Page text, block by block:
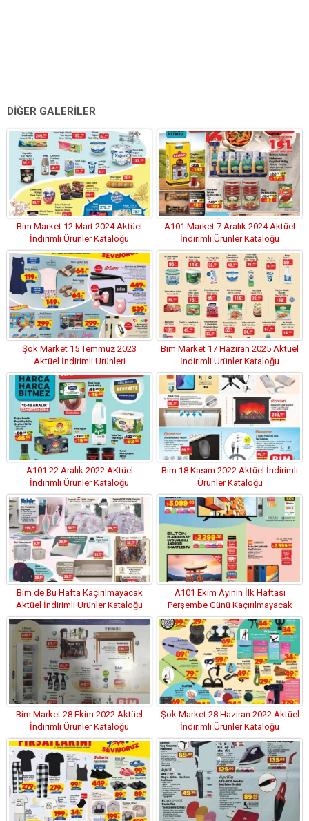
DİĞER GALERİLER
Bim Market 12 Mart 2024 Aktüel
İndirimli Ürünler Kataloğu
A101 Market 7 Aralık 2024 Aktüel
İndirimli Ürünler Kataloğu
Şok Market 15 Temmuz 2023
Aktüel İndirimli Ürünleri
Bim Market 17 Haziran 2025 Aktüel
İndirimli Ürünler Kataloğu
A101 22 Aralık 2022 AKtüel
İndirimli Ürünler Kataloğu
Bim 18 Kasım 2022 Aktüel İndirimli
Ürünler Kataloğu
Bim de Bu Hafta Kaçırılmayacak
Aktüel İndirimli Ürünler Kataloğu
A101 Ekim Ayının İlk Haftası
Perşembe Günü Kaçırılmayacak
FIrsatlar
Bim Market 28 Ekim 2022 Aktüel
İndirimli Ürünler Kataloğu
Şok Market 28 Haziran 2022 Aktüel
İndirimli Ürünler Kataloğu